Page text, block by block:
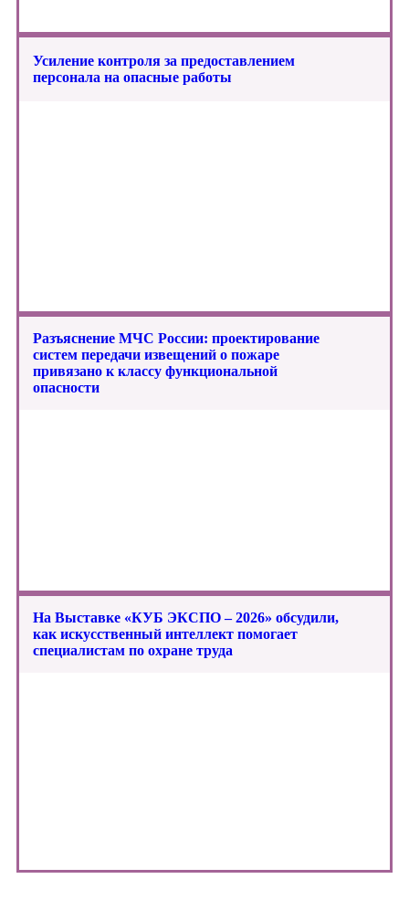
Усиление контроля за предоставлением
персонала на опасные работы
Разъяснение МЧС России: проектирование
систем передачи извещений о пожаре
привязано к классу функциональной
опасности
На Выставке «КУБ ЭКСПО – 2026» обсудили,
как искусственный интеллект помогает
специалистам по охране труда